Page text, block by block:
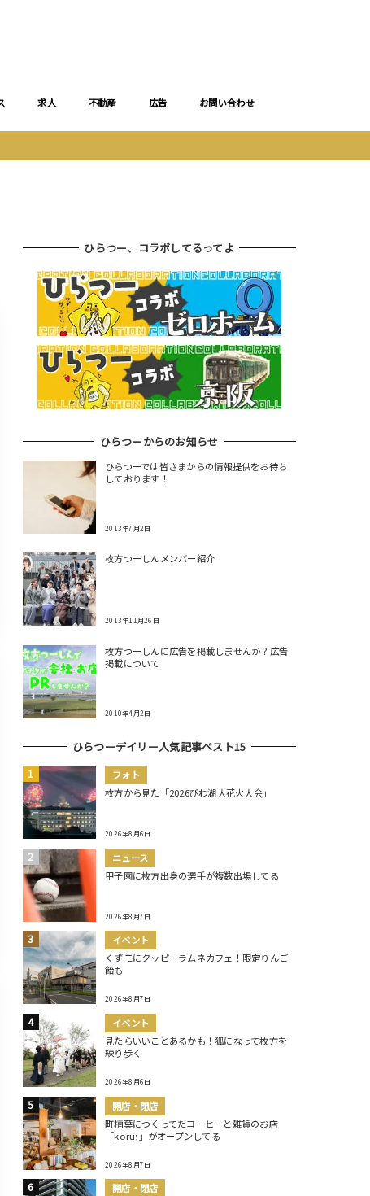
求人 不動産 広告 お問い合わせ
ひらつー、コラボしてるってよ
ひらつーからのお知らせ
ひらつーでは皆さまからの情報提供をお待ち
しております！
2013年7月2日
枚方つーしんメンバー紹介
2013年11月26日
枚方つーしんに広告を掲載しませんか？広告
掲載について
2010年4月2日
ひらつーデイリー人気記事ベスト15
フォト
枚方から見た「2026びわ湖大花火大会」
2026年8月6日
ニュース
甲子園に枚方出身の選手が複数出場してる
2026年8月7日
イベント
くずモにクッピーラムネカフェ！限定りんご
飴も
2026年8月7日
イベント
見たらいいことあるかも！狐になって枚方を
練り歩く
2026年8月6日
開店・閉店
町楠葉につくってたコーヒーと雑貨のお店
「koru;」がオープンしてる
2026年8月7日
開店・閉店